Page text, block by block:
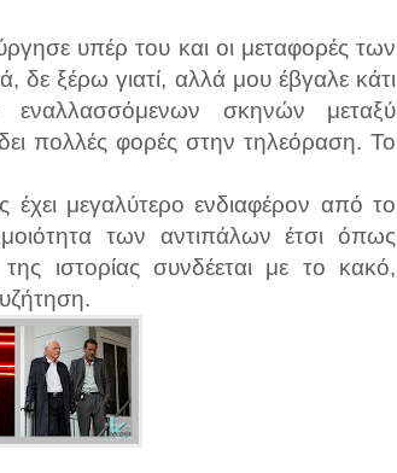
υπέρ του και οι μεταφορές των
ξέρω γιατί, αλλά μου έβγαλε κάτι
σκηνών μεταξύ
πολλές φορές στην τηλεόραση. Το
έχει μεγαλύτερο ενδιαφέρον από το
των αντιπάλων έτσι όπως
ιστορίας συνδέεται με το κακό,